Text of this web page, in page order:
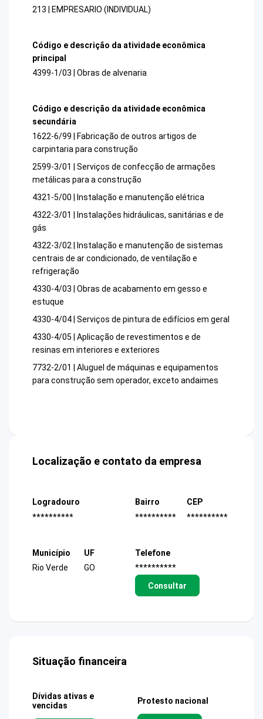
213 | EMPRESARIO (INDIVIDUAL)
Código e descrição da atividade econômica
principal
4399-1/03 | Obras de alvenaria
Código e descrição da atividade econômica
secundária
1622-6/99 | Fabricação de outros artigos de
carpintaria para construção
2599-3/01 | Serviços de confecção de armações
metálicas para a construção
4321-5/00 | Instalação e manutenção elétrica
4322-3/01 | Instalações hidráulicas, sanitárias e de
gás
4322-3/02 | Instalação e manutenção de sistemas
centrais de ar condicionado, de ventilação e
refrigeração
4330-4/03 | Obras de acabamento em gesso e
estuque
4330-4/04 | Serviços de pintura de edifícios em geral
4330-4/05 | Aplicação de revestimentos e de
resinas em interiores e exteriores
7732-2/01 | Aluguel de máquinas e equipamentos
para construção sem operador, exceto andaimes
Localização e contato da empresa
Logradouro
**********
Bairro
**********
CEP
**********
Município
Rio Verde
UF
GO
Telefone
**********
Consultar
Situação financeira
Dívidas ativas e
vencidas
Protesto nacional